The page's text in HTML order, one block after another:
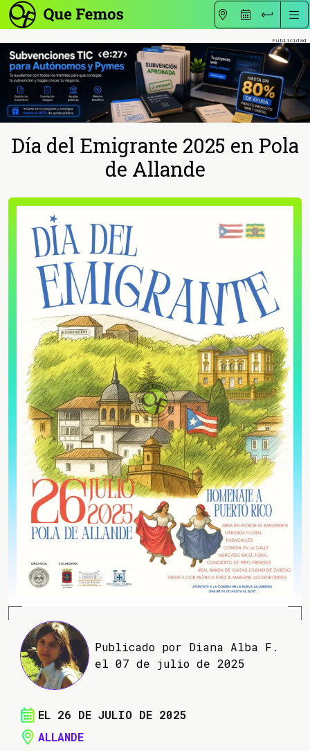
Día del Emigrante 2025 en Pola
de Allande
Publicado por Diana Alba F.
el 07 de julio de 2025
EL 26 DE JULIO DE 2025
ALLANDE